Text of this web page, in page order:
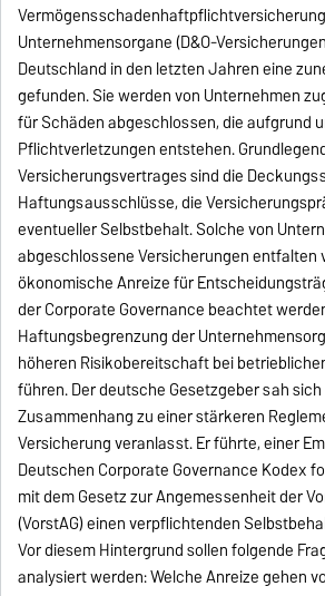
Unternehmensorgane (D&O-
Deutschland in den letzten Jahren eine
gefunden. Sie werden von Unternehmen
für Schäden abgeschlossen, die aufgrund
Pflichtverletzungen entstehen.
Versicherungsvertrages sind die
Haftungsausschlüsse, die
eventueller Selbstbehalt. Solche von
abgeschlossene Versicherungen entfalten
ökonomische Anreize für
der Corporate Governance beachtet
Haftungsbegrenzung der
höheren Risikobereitschaft bei
führen. Der deutsche Gesetzgeber sah
Zusammenhang zu einer stärkeren
Versicherung veranlasst. Er führte, einer
Deutschen Corporate Governance Kodex
mit dem Gesetz zur Angemessenheit der
(VorstAG) einen verpflichtenden
Vor diesem Hintergrund sollen folgende
analysiert werden: Welche Anreize gehen